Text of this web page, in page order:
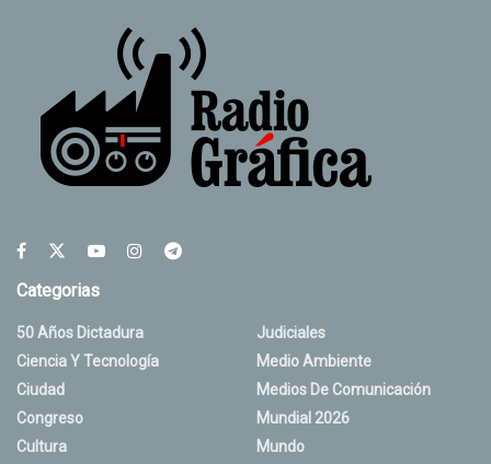
Categorias
50 Años Dictadura
Ciencia Y Tecnología
Ciudad
Congreso
Cultura
Judiciales
Medio Ambiente
Medios De Comunicación
Mundial 2026
Mundo